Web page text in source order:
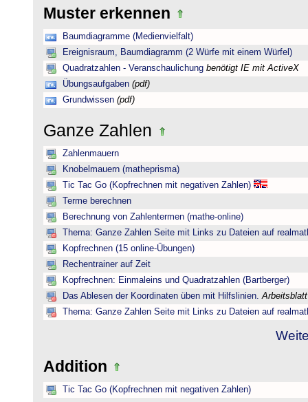
Muster erkennen
Baumdiagramme (Medienvielfalt)
Ereignisraum, Baumdiagramm (2 Würfe mit einem Würfel)
Quadratzahlen - Veranschaulichung benötigt IE mit ActiveX
Übungsaufgaben (pdf)
Grundwissen (pdf)
Ganze Zahlen
Zahlenmauern
Knobelmauern (matheprisma)
Tic Tac Go (Kopfrechnen mit negativen Zahlen)
Terme berechnen
Berechnung von Zahlentermen (mathe-online)
Thema: Ganze Zahlen Seite mit Links zu Dateien auf
Kopfrechnen (15 online-Übungen)
Rechentrainer auf Zeit
Kopfrechnen: Einmaleins und Quadratzahlen (Bartberger)
Das Ablesen der Koordinaten üben mit Hilfslinien.
Thema: Ganze Zahlen Seite mit Links zu Dateien auf
Addition
Tic Tac Go (Kopfrechnen mit negativen Zahlen)